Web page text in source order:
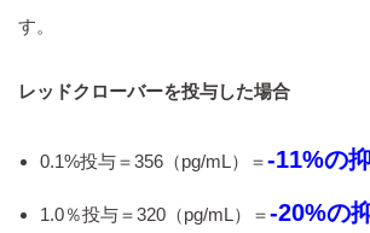
す。
レッドクローバーを投与した場合
0.1%投与＝356（pg/mL）＝‐11%の
1.0％投与＝320（pg/mL）＝‐20%の